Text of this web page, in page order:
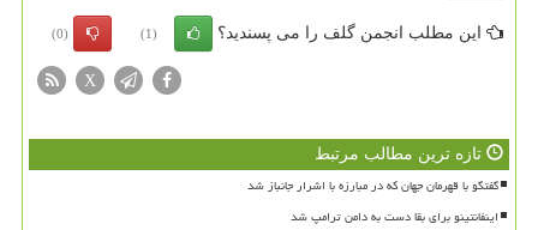
این مطلب انجمن گلف را می پسندید؟ (1)
(0)
X
تازه ترین مطالب مرتبط
گفتگو با قهرمان جهان که در مبارزه با اشرار جانباز شد
اینفانتینو برای بقا دست به دامن ترامپ شد